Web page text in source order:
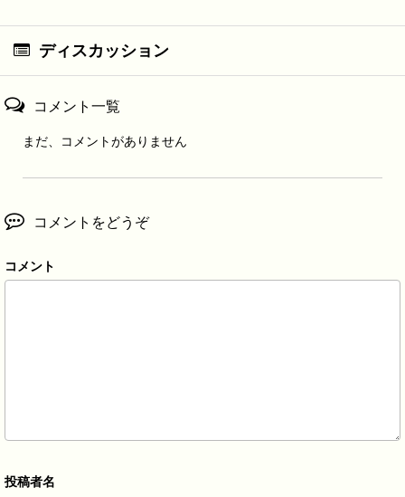
ディスカッション
コメント一覧
まだ、コメントがありません
コメントをどうぞ
コメント